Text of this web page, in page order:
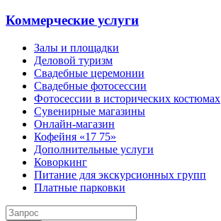
Коммерческие услуги
Залы и площадки
Деловой туризм
Свадебные церемонии
Свадебные фотосессии
Фотосессии в исторических костюмах
Сувенирные магазины
Онлайн-магазин
Кофейня «17 75»
Дополнительные услуги
Коворкинг
Питание для экскурсионных групп
Платные парковки